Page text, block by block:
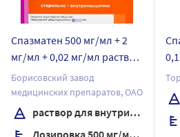
Спазматен 500 мг/мл + 2
мг/мл + 0,02 мг/мл раствор
для внутримышечного
введения 5 мл ампулы 10
шт.
Борисовский завод
медицинских препаратов, ОАО
раствор для внутримышечного введения
Дозировка 500 мг/мл + 2 мг/мл + 0,02 мг/мл